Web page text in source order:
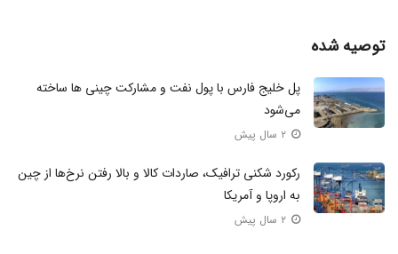
توصیه شده
پل خلیج فارس با پول نفت و مشارکت چینی‌ ها ساخته
می‌شود
رکورد شکنی ترافیک، صاردات کالا و بالا رفتن نرخ‌ها از چین
به اروپا و آمریکا